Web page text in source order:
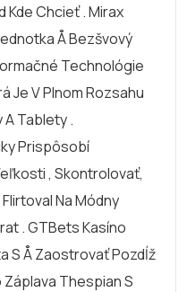
Kde Chcieť . Mirax
Å Bezšvový
Technológie
Je V Plnom Rozsahu
Tablety .
Prispôsobí
, Skontrolovať,
Na Módny
. GTBets Kasíno
S Å Zaostrovať Pozdĺž
Thespian S